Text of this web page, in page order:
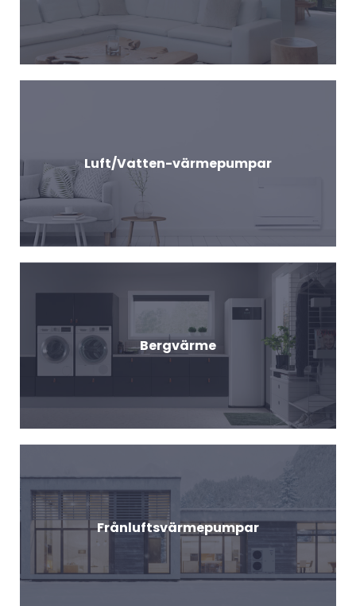
Luft/Vatten-värmepumpar
Bergvärme
Frånluftsvärmepumpar